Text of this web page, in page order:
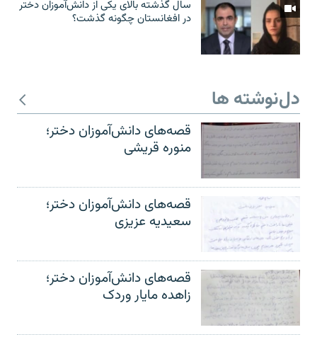
سال گذشته بالای یکی از دانش‌آموزان دختر
در افغانستان چگونه گذشت؟
دل‌نوشته ها
قصه‌های دانش‌آموزان دختر؛
منوره قریشی
قصه‌های دانش‌آموزان دختر؛
سعیدیه عزیزی
قصه‌های دانش‌آموزان دختر؛
زاهده مایار وردک